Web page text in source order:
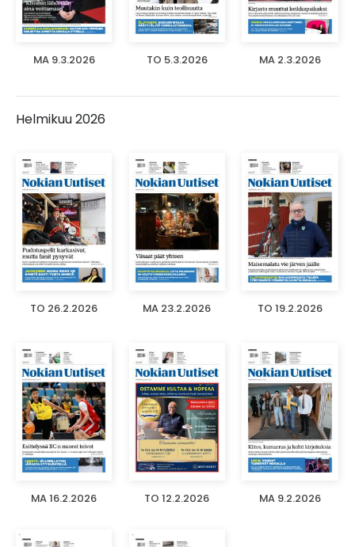
MA 9.3.2026 TO 5.3.2026 MA 2.3.2026
Helmikuu 2026
TO 26.2.2026 MA 23.2.2026 TO 19.2.2026
MA 16.2.2026 TO 12.2.2026 MA 9.2.2026